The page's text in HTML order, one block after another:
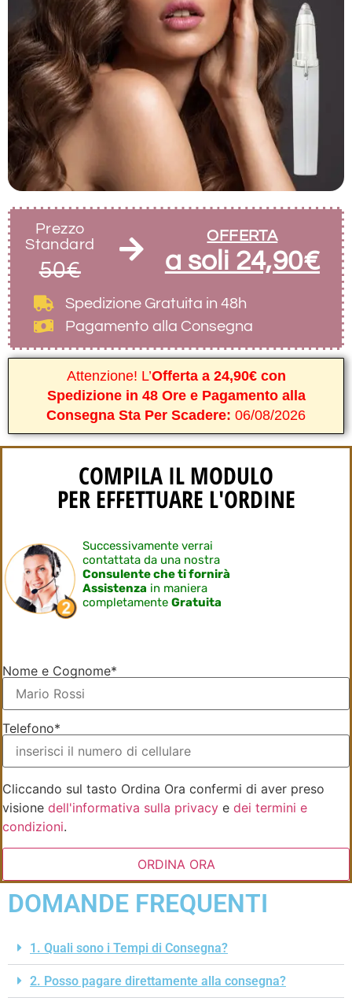
Prezzo
Standard
50€
OFFERTA
a soli 24,90€
Spedizione Gratuita in 48h
Pagamento alla Consegna
Attenzione! L’Offerta a 24,90€ con
Spedizione in 48 Ore e Pagamento alla
Consegna Sta Per Scadere: 06/08/2026
COMPILA IL MODULO
PER EFFETTUARE L'ORDINE
Successivamente verrai
contattata da una nostra
Consulente che ti fornirà
Assistenza in maniera
completamente Gratuita
Nome e Cognome*
Telefono*
Cliccando sul tasto Ordina Ora confermi di aver preso
visione dell'informativa sulla privacy e dei termini e
condizioni.
ORDINA ORA
DOMANDE FREQUENTI
1. Quali sono i Tempi di Consegna?
2. Posso pagare direttamente alla consegna?